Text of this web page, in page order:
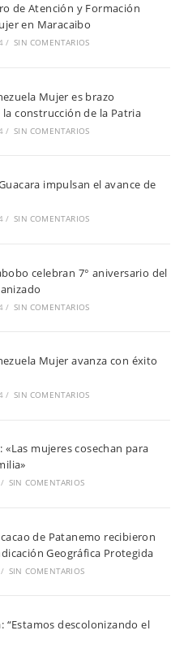
de Atención y Formación
en Maracaibo
/ SIN COMENTARIOS
Mujer es brazo
construcción de la Patria
/ SIN COMENTARIOS
impulsan el avance de
/ SIN COMENTARIOS
celebran 7° aniversario del
/ SIN COMENTARIOS
Mujer avanza con éxito
/ SIN COMENTARIOS
«Las mujeres cosechan para
/ SIN COMENTARIOS
de Patanemo recibieron
Geográfica Protegida
/ SIN COMENTARIOS
“Estamos descolonizando el